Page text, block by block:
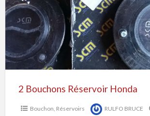
Honda
2 Bouchons Réservoir Honda
Bouchon, Réservoirs RULFO BRUCE